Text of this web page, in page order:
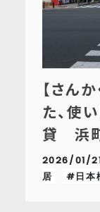
【さん
た、使
貸 浜
2026/01/
居
#日本